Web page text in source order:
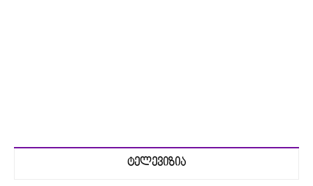
ტელევიზია